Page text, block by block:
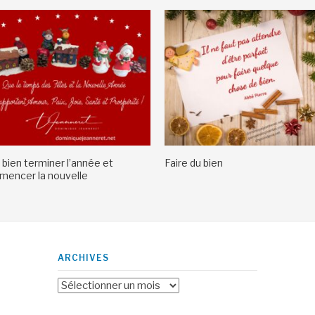
bien terminer l’année et
la nouvelle
Faire du bien
ARCHIVES
Archives